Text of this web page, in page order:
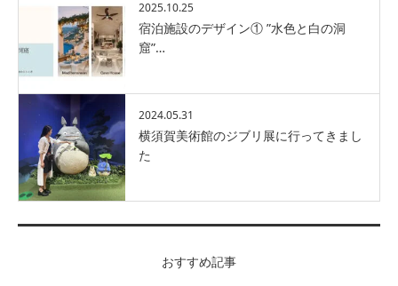
2025.10.25
宿泊施設のデザイン① ”水色と白の洞
窟”…
2024.05.31
横須賀美術館のジブリ展に行ってきまし
た
おすすめ記事